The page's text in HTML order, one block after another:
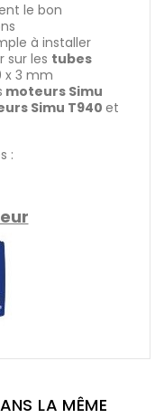
le bon
à installer
sur les tubes
x 3 mm
moteurs Simu
Simu T940 et
:
LA MÊME